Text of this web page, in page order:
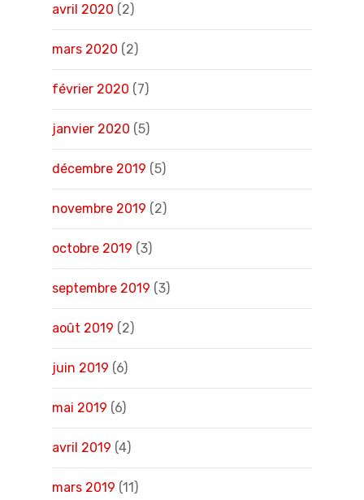
avril 2020 (2)
mars 2020 (2)
février 2020 (7)
janvier 2020 (5)
décembre 2019 (5)
novembre 2019 (2)
octobre 2019 (3)
septembre 2019 (3)
août 2019 (2)
juin 2019 (6)
mai 2019 (6)
avril 2019 (4)
mars 2019 (11)